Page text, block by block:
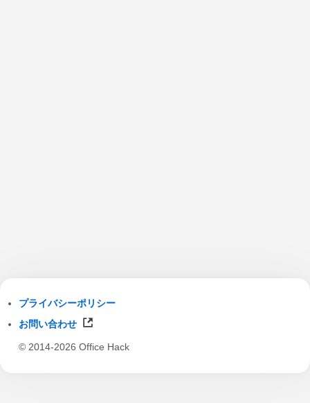
プライバシーポリシー
お問い合わせ
© 2014-2026 Office Hack